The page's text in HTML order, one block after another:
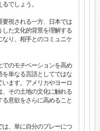
でしょう。
視される一方、日本では
た文化的背景を理解する
り、相手とのコミュニケ
でのモチベーションを高め
単なる言語としてではな
います。アメリカやヨーロ
、その土地の文化に触れる
意欲をさらに高めること
、単に自分のプレーにつ